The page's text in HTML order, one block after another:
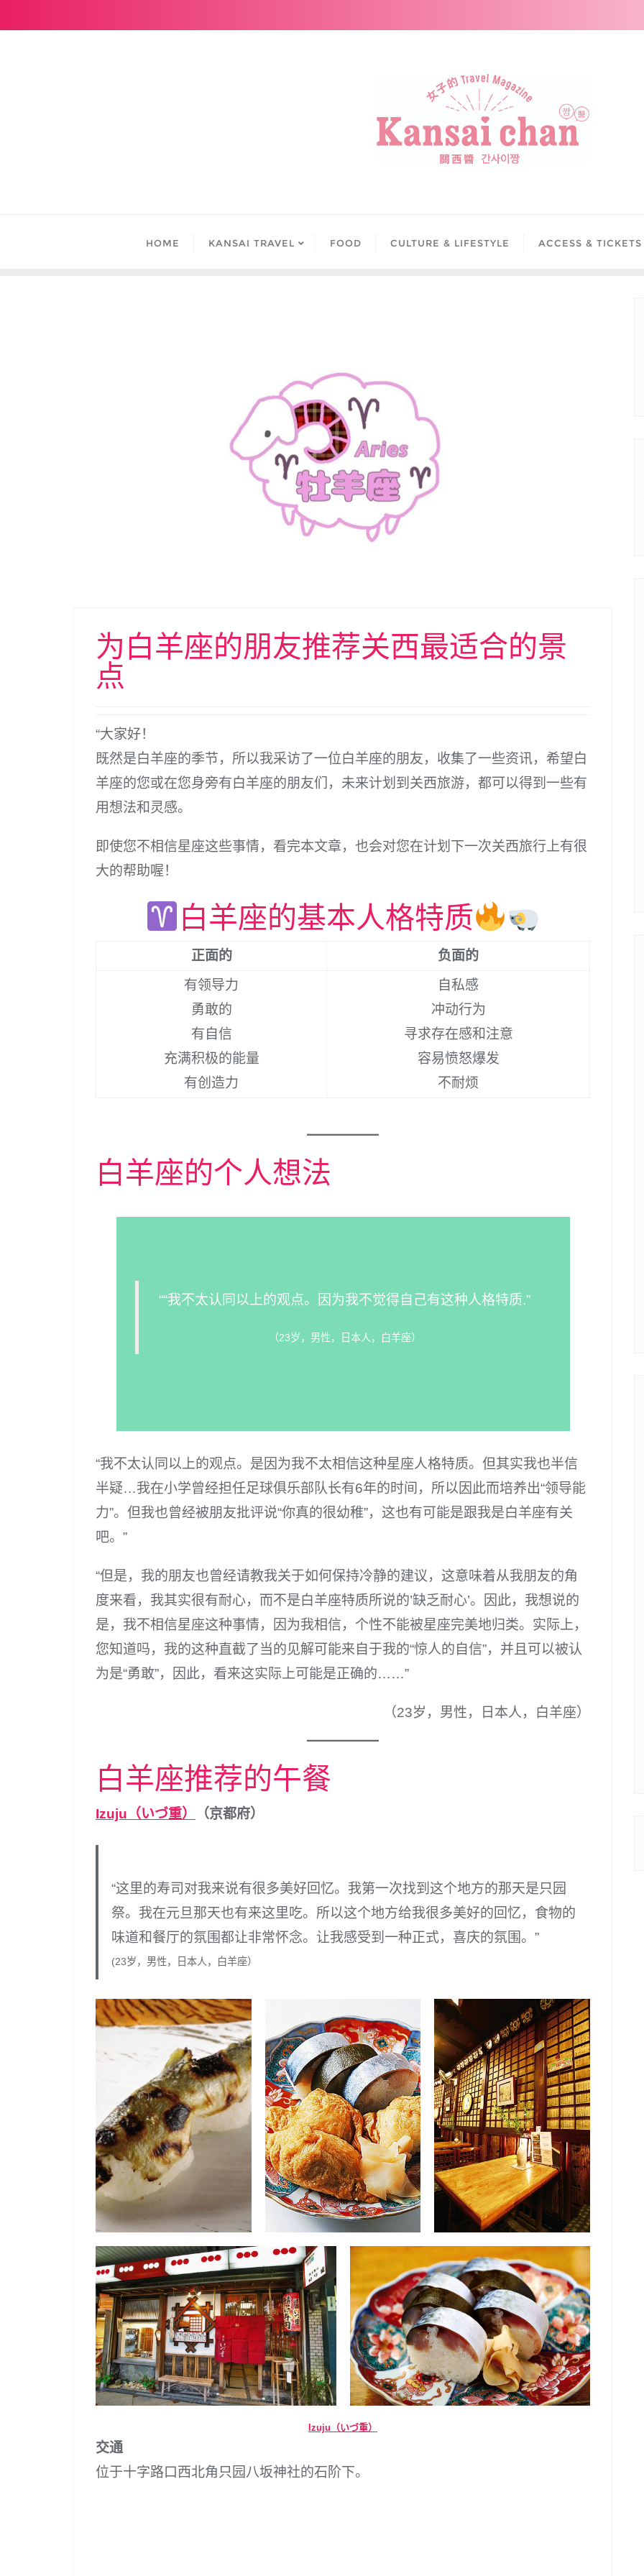
HOME KANSAI TRAVEL FOOD CULTURE & LIFESTYLE ACCESS & TICKETS
为白羊座的朋友推荐关西最适合的景
点
“大家好！
既然是白羊座的季节，所以我采访了一位白羊座的朋友，收集了一些资讯，希望白
羊座的您或在您身旁有白羊座的朋友们，未来计划到关西旅游，都可以得到一些有
用想法和灵感。
即使您不相信星座这些事情，看完本文章，也会对您在计划下一次关西旅行上有很
大的帮助喔！
白羊座的基本人格特质
正面的
负面的
有领导力
勇敢的
有自信
充满积极的能量
有创造力
自私感
冲动行为
寻求存在感和注意
容易愤怒爆发
不耐烦
白羊座的个人想法
““我不太认同以上的观点。因为我不觉得自己有这种人格特质.”
（23岁，男性，日本人，白羊座）
“我不太认同以上的观点。是因为我不太相信这种星座人格特质。但其实我也半信
半疑…我在小学曾经担任足球俱乐部队长有6年的时间，所以因此而培养出“领导能
力”。但我也曾经被朋友批评说“你真的很幼稚”，这也有可能是跟我是白羊座有关
吧。”
“但是，我的朋友也曾经请教我关于如何保持冷静的建议，这意味着从我朋友的角
度来看，我其实很有耐心，而不是白羊座特质所说的’缺乏耐心’。因此，我想说的
是，我不相信星座这种事情，因为我相信，个性不能被星座完美地归类。实际上，
您知道吗，我的这种直截了当的见解可能来自于我的“惊人的自信”，并且可以被认
为是“勇敢”，因此，看来这实际上可能是正确的……”
（23岁，男性，日本人，白羊座）
白羊座推荐的午餐
Izuju（いづ重） （京都府）
“这里的寿司对我来说有很多美好回忆。我第一次找到这个地方的那天是只园
祭。我在元旦那天也有来这里吃。所以这个地方给我很多美好的回忆，食物的
味道和餐厅的氛围都让非常怀念。让我感受到一种正式，喜庆的氛围。”
(23岁，男性，日本人，白羊座）
Izuju（いづ重）
交通
位于十字路口西北角只园八坂神社的石阶下。